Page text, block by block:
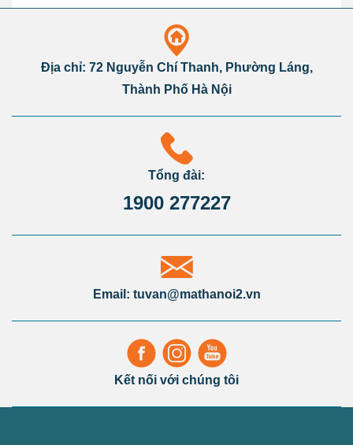
Địa chỉ: 72 Nguyễn Chí Thanh, Phường Láng,
Thành Phố Hà Nội
Tổng đài:
1900 277227
Email: tuvan@mathanoi2.vn
Kết nối với chúng tôi